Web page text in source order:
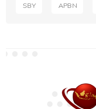
SBY APBN